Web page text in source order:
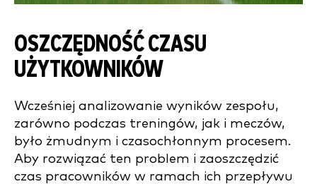
OSZCZĘDNOŚĆ CZASU
UŻYTKOWNIKÓW
Wcześniej analizowanie wyników zespołu,
zarówno podczas treningów, jak i meczów,
było żmudnym i czasochłonnym procesem.
Aby rozwiązać ten problem i zaoszczędzić
czas pracowników w ramach ich przepływu